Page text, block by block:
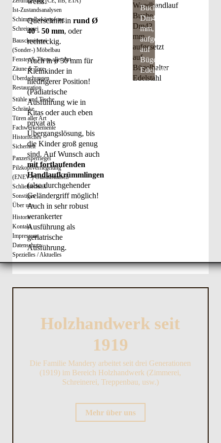
Ist-Zustandsanalysen
Schimmelbekämpfung
Schreinerei
Bauschreinerei
(Sonder-) Möbelbau
Fenster & Türen aller Art
Zäune & Tore
Überdachungen
Restauration
Stühle und Tische
Schränke
Türen aller Art
Fachwerkelemente
Historisches
Sicherheit
Panzersperriegel
Pilzkopfverriegelung
(ENEV-) Glasaustausch
Schließtechnik
Sonstiges
Über uns
Historie
Kontakt
Impressum
Datenschutz
Spezielles / Aktuelles
Querschnitt in rund Ø
40 - 50 mm, oder
rechteckig.
Auch in ø 30 mm für
Kleinkinder in
niedrigerer Position!
(Pädiatrische
Ausführung wie in
Kitas oder auch eben
privat als
Übergangslösung, bis
die Kinder groß genug
sind. Auf Wunsch auch
mit fortlaufenden
Handlaufkrümmlingen
(also durchgehender
Geländergriff möglich!
Auch in sehr robust
verankerter
Ausführung als
geriatrische
Ausführung.
Buche
Dm42
mm,
aufgesetzt
auf
Bügelhalter
Edelstahl
Holzhandwerk seit
1919
Die Familie Mandery arbeitet seit drei Generationen
(1919) im Bereich Holzhandwerk (Zimmerei,
Schreinerei, Treppenbau, usw.)
Mehr über uns